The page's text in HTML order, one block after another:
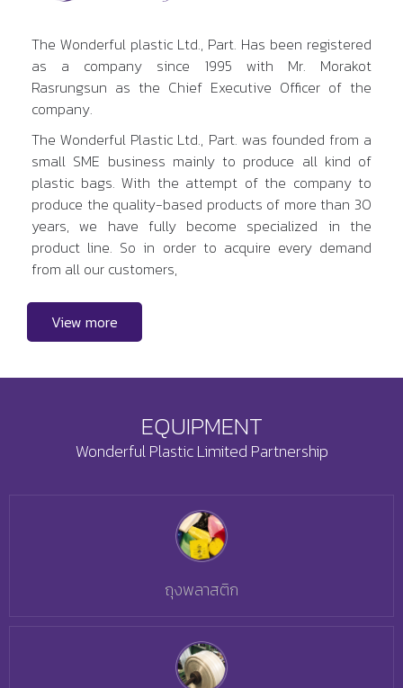
The Wonderful plastic Ltd., Part. Has been registered
as a company since 1995 with Mr. Morakot
Rasrungsun as the Chief Executive Officer of the
company.
The Wonderful Plastic Ltd., Part. was founded from a
small SME business mainly to produce all kind of
plastic bags. With the attempt of the company to
produce the quality-based products of more than 30
years, we have fully become specialized in the
product line. So in order to acquire every demand
from all our customers,
View more
EQUIPMENT
Wonderful Plastic Limited Partnership
ถุงพลาสติก